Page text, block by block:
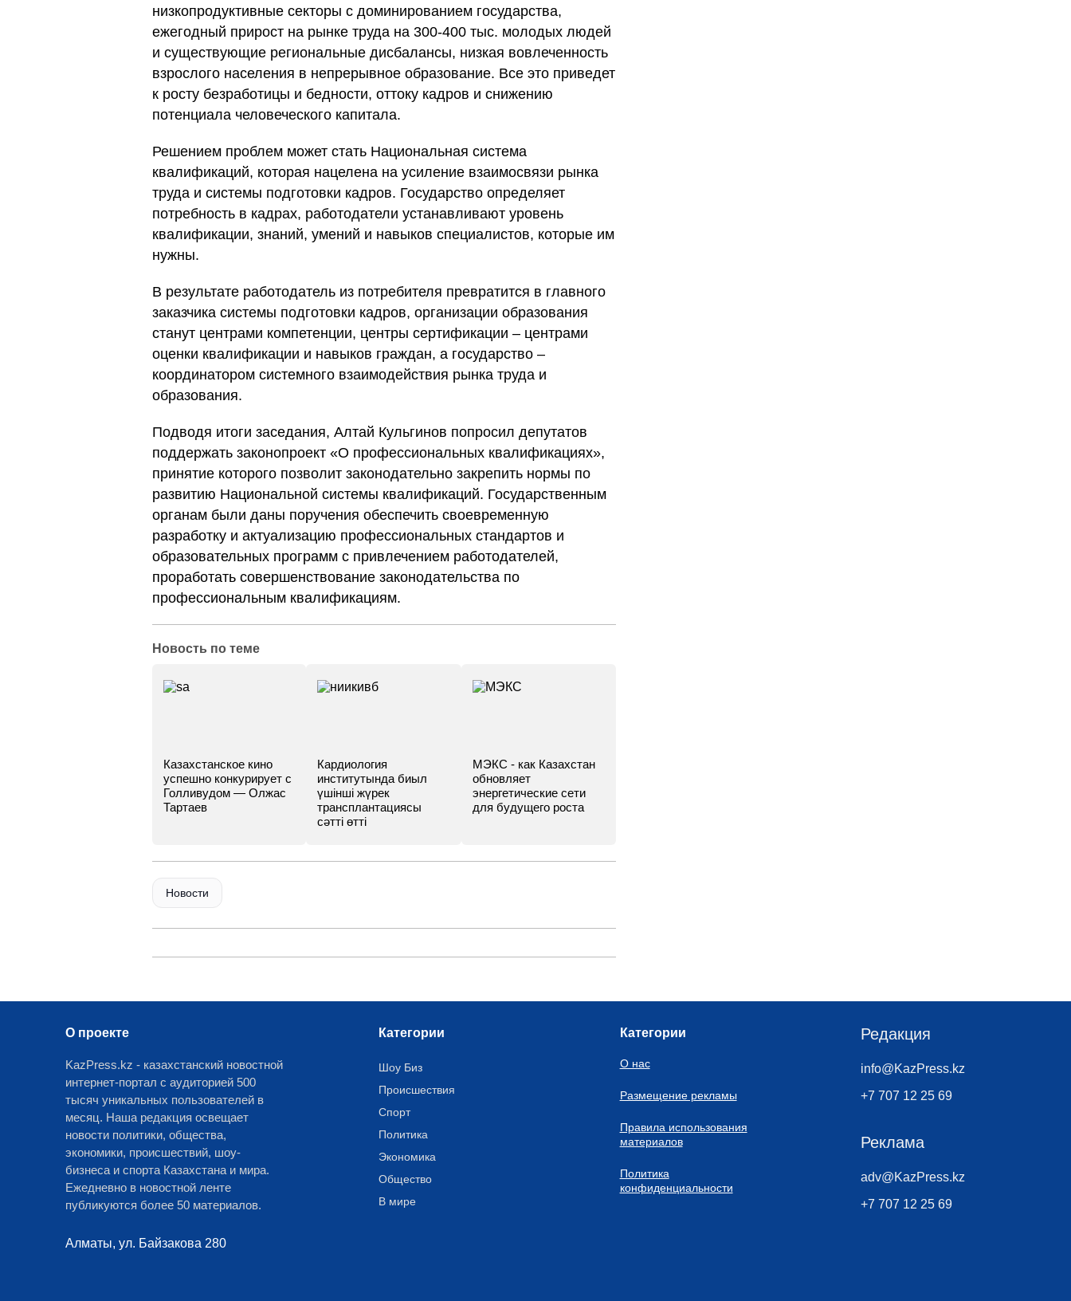
низкопродуктивные секторы с доминированием государства,
ежегодный прирост на рынке труда на 300-400 тыс. молодых людей
и существующие региональные дисбалансы, низкая вовлеченность
взрослого населения в непрерывное образование. Все это приведет
к росту безработицы и бедности, оттоку кадров и снижению
потенциала человеческого капитала.
Решением проблем может стать Национальная система
квалификаций, которая нацелена на усиление взаимосвязи рынка
труда и системы подготовки кадров. Государство определяет
потребность в кадрах, работодатели устанавливают уровень
квалификации, знаний, умений и навыков специалистов, которые им
нужны.
В результате работодатель из потребителя превратится в главного
заказчика системы подготовки кадров, организации образования
станут центрами компетенции, центры сертификации – центрами
оценки квалификации и навыков граждан, а государство –
координатором системного взаимодействия рынка труда и
образования.
Подводя итоги заседания, Алтай Кульгинов попросил депутатов
поддержать законопроект «О профессиональных квалификациях»,
принятие которого позволит законодательно закрепить нормы по
развитию Национальной системы квалификаций. Государственным
органам были даны поручения обеспечить своевременную
разработку и актуализацию профессиональных стандартов и
образовательных программ с привлечением работодателей,
проработать совершенствование законодательства по
профессиональным квалификациям.
Новость по теме
Казахстанское кино
успешно конкурирует с
Голливудом — Олжас
Тартаев
Кардиология
институтында биыл
үшінші жүрек
трансплантациясы
сәтті өтті
МЭКС - как Казахстан
обновляет
энергетические сети
для будущего роста
Новости
О проекте
KazPress.kz - казахстанский новостной
интернет-портал с аудиторией 500
тысяч уникальных пользователей в
месяц. Наша редакция освещает
новости политики, общества,
экономики, происшествий, шоу-
бизнеса и спорта Казахстана и мира.
Ежедневно в новостной ленте
публикуются более 50 материалов.
Алматы, ул. Байзакова 280
Категории
Шоу Биз
Происшествия
Спорт
Политика
Экономика
Общество
В мире
Категории
О нас
Размещение рекламы
Правила использования
материалов
Политика
конфиденциальности
Редакция
info@KazPress.kz
+7 707 12 25 69
Реклама
adv@KazPress.kz
+7 707 12 25 69